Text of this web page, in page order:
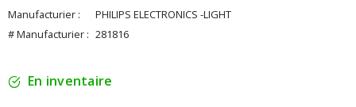
Manufacturier :
PHILIPS ELECTRONICS -LIGHT
# Manufacturier : 281816
En inventaire